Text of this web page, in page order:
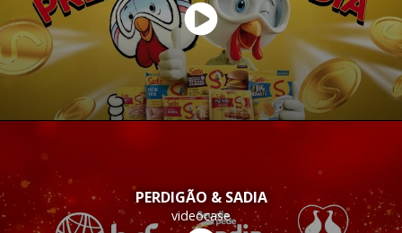
PERDIGÃO & SADIA
videocase